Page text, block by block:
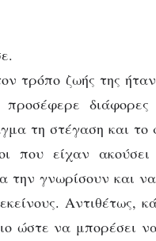
τρόπο ζωής της
διάφορες
τη στέγαση και το
που είχαν ακούσει
την γνωρίσουν και
Αντιθέτως,
ώστε να μπορέσει